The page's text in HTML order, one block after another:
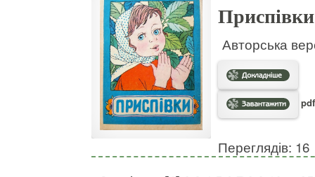
Приспівки
Авторська
Переглядів: 16